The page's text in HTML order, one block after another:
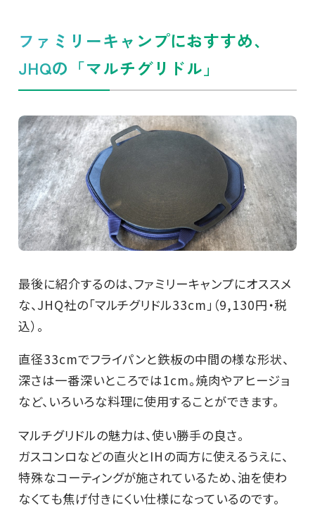
ファミリーキャンプにおすすめ、
JHQの「マルチグリドル」
最後に紹介するのは、ファミリーキャンプにオススメ
な、JHQ社の「マルチグリドル33cm」（9,130円・税
込）。
直径33cmでフライパンと鉄板の中間の様な形状、
深さは一番深いところでは1cm。焼肉やアヒージョ
など、いろいろな料理に使用することができます。
マルチグリドルの魅力は、使い勝手の良さ。
ガスコンロなどの直火とIHの両方に使えるうえに、
特殊なコーティングが施されているため、油を使わ
なくても焦げ付きにくい仕様になっているのです。